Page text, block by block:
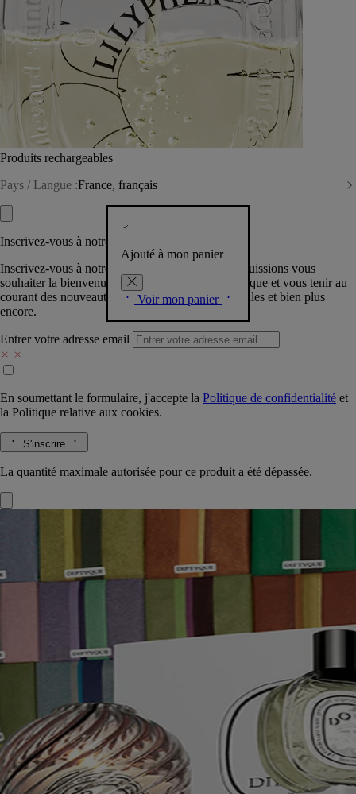
Produits rechargeables
Pays / Langue :France, français
Ajouté à mon panier
Voir mon panier
Inscrivez-vous à notre Newsletter
Inscrivez-vous à notre newsletter pour que nous puissions vous
souhaiter la bienvenue dans la communauté Diptyque et vous tenir au
courant des nouveautés, événements, offres spéciales et bien plus
encore.
Entrer votre adresse email
En soumettant le formulaire, j'accepte la Politique de confidentialité et
la Politique relative aux cookies.
S'inscrire
La quantité maximale autorisée pour ce produit a été dépassée.